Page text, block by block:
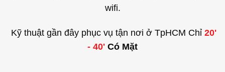
wifi.
Kỹ thuật gần đây phục vụ tận nơi ở TpHCM Chỉ 20'
- 40' Có Mặt